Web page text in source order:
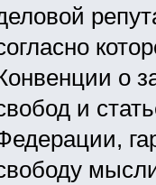
о
и